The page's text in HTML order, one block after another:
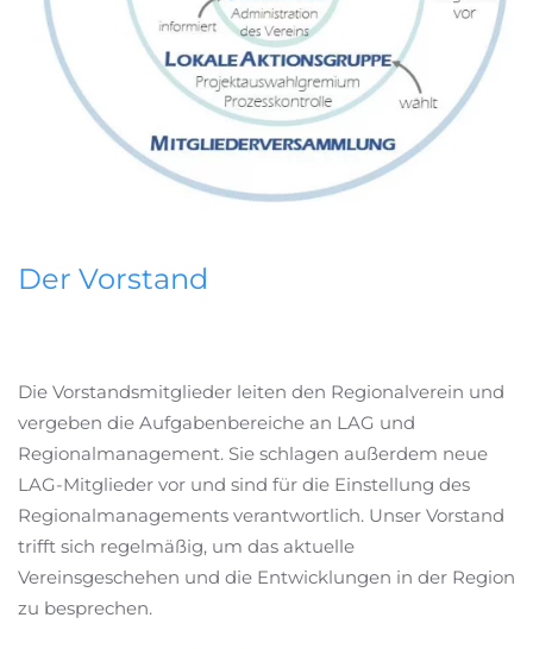
Der Vorstand
Die Vorstandsmitglieder leiten den Regionalverein und
vergeben die Aufgabenbereiche an LAG und
Regionalmanagement. Sie schlagen außerdem neue
LAG-Mitglieder vor und sind für die Einstellung des
Regionalmanagements verantwortlich. Unser Vorstand
trifft sich regelmäßig, um das aktuelle
Vereinsgeschehen und die Entwicklungen in der Region
zu besprechen.